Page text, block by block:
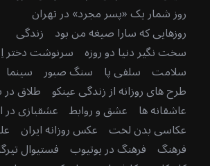
روز شمار یک «پسر مجرد» در تهران
روزهایی که سارا صیغه من بود زندگی
سخت نگیر دنیا دو روزه سرنوشت دختر
سلامت سلفی پا سنگ صبور سینما
طرح های روزانه از زندگی عینکو طلاق در
عاشقانه ها عشق و روابط عشقبازی در
عکاسی بدن لخت عکس روزانه ایران
فرهنگ فرهنگ در یوتیوب فستیوال